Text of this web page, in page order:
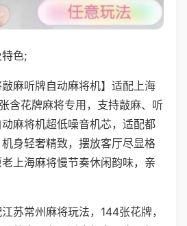
色;
敲麻听牌自动麻将机】适配上海
含花牌麻将专用，支持敲麻、听
麻将机超低噪音机芯，适配都
身轻奢精致，摆放客厅尽显格
上海麻将慢节奏休闲韵味，亲
苏常州麻将玩法，144张花牌，